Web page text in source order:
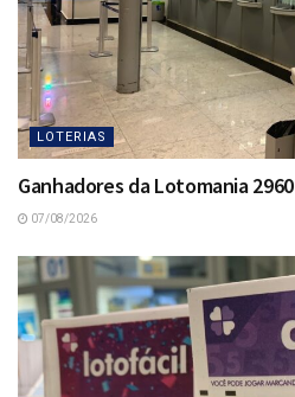
LOTERIAS
Ganhadores da Lotomania 2960
07/08/2026